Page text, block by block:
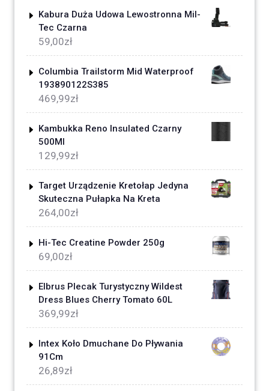
Kabura Duża Udowa Lewostronna Mil-
Tec Czarna
59,00zł
Columbia Trailstorm Mid Waterproof
193890122S385
469,99zł
Kambukka Reno Insulated Czarny
500Ml
129,99zł
Target Urządzenie Kretołap Jedyna
Skuteczna Pułapka Na Kreta
264,00zł
Hi-Tec Creatine Powder 250g
69,00zł
Elbrus Plecak Turystyczny Wildest
Dress Blues Cherry Tomato 60L
369,99zł
Intex Koło Dmuchane Do Pływania
91Cm
26,89zł